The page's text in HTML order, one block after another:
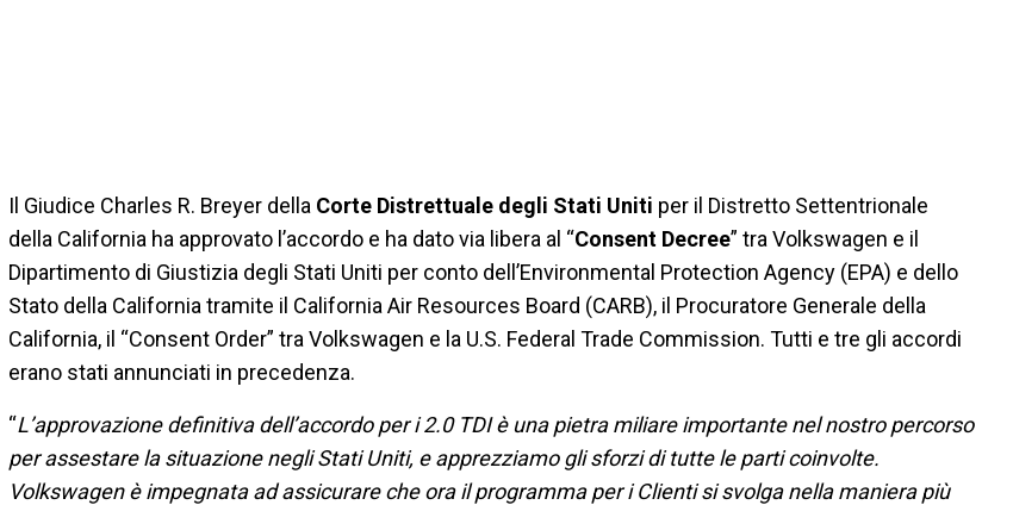
Il Giudice Charles R. Breyer della Corte Distrettuale degli Stati Uniti per il Distretto Settentrionale
della California ha approvato l’accordo e ha dato via libera al “Consent Decree” tra Volkswagen e il
Dipartimento di Giustizia degli Stati Uniti per conto dell’Environmental Protection Agency (EPA) e dello
Stato della California tramite il California Air Resources Board (CARB), il Procuratore Generale della
California, il “Consent Order” tra Volkswagen e la U.S. Federal Trade Commission. Tutti e tre gli accordi
erano stati annunciati in precedenza.
“L’approvazione definitiva dell’accordo per i 2.0 TDI è una pietra miliare importante nel nostro percorso
per assestare la situazione negli Stati Uniti, e apprezziamo gli sforzi di tutte le parti coinvolte.
Volkswagen è impegnata ad assicurare che ora il programma per i Clienti si svolga nella maniera più